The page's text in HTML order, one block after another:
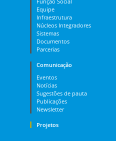
Equipe
Infraestrutura
Núcleos Integradores
Sistemas
Documentos
Parcerias
Comunicação
Eventos
Notícias
Sugestões de pauta
Publicações
Newsletter
Projetos